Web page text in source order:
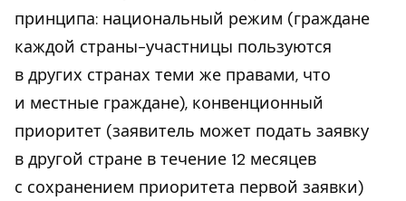
принципа: национальный режим (граждане
каждой страны-участницы пользуются
в других странах теми же правами, что
и местные граждане), конвенционный
приоритет (заявитель может подать заявку
в другой стране в течение 12 месяцев
с сохранением приоритета первой заявки)